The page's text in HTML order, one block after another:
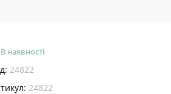
В наявності
24822
24822